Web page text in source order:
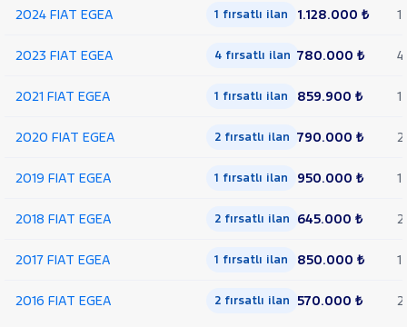
2024 FIAT EGEA 1 fırsatlı ilan 1.128.000 ₺ 1
2023 FIAT EGEA 4 fırsatlı ilan 780.000 ₺ 4
2021 FIAT EGEA 1 fırsatlı ilan 859.900 ₺ 1
2020 FIAT EGEA 2 fırsatlı ilan 790.000 ₺ 2
2019 FIAT EGEA 1 fırsatlı ilan 950.000 ₺ 1
2018 FIAT EGEA 2 fırsatlı ilan 645.000 ₺ 2
2017 FIAT EGEA 1 fırsatlı ilan 850.000 ₺ 1
2016 FIAT EGEA 2 fırsatlı ilan 570.000 ₺ 2